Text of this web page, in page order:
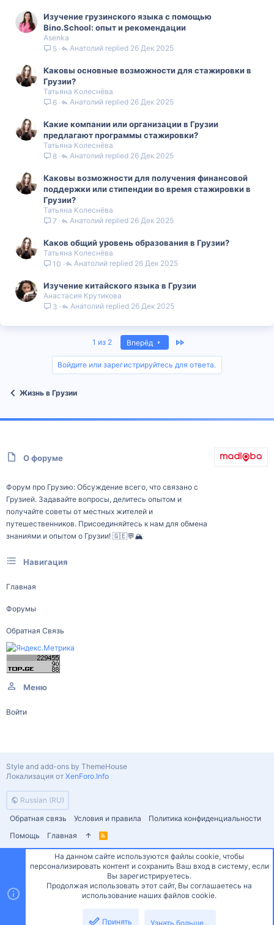
Изучение грузинского языка с помощью
Bino.School: опыт и рекомендации
Asenka
5
26 Дек 2025
Анатолий
Каковы основные возможности для стажировки в
Грузии?
Татьяна Колеснёва
6
26 Дек 2025
Анатолий
Какие компании или организации в Грузии
предлагают программы стажировки?
Татьяна Колеснёва
8
26 Дек 2025
Анатолий
Каковы возможности для получения финансовой
поддержки или стипендии во время стажировки в
Грузии?
Татьяна Колеснёва
7
26 Дек 2025
Анатолий
Каков общий уровень образования в Грузии?
Татьяна Колеснёва
10
26 Дек 2025
Анатолий
Изучение китайского языка в Грузии
Анастасия Крутикова
3
26 Дек 2025
Анатолий
1 из 2 Вперёд
Войдите или зарегистрируйтесь для ответа.
Жизнь в Грузии
О форуме
Форум про Грузию: Обсуждение всего, что связано с
Грузией. Задавайте вопросы, делитесь опытом и
получайте советы от местных жителей и
путешественников. Присоединяйтесь к нам для обмена
знаниями и опытом о Грузии! 🇬🇪💬🏔️
Навигация
Главная
Форумы
Обратная Связь
Меню
Войти
Russian (RU)
Обратная связь
Условия и правила
Политика конфиденциальности
Помощь
Главная
R
S
Style and add-ons by ThemeHouse
Локализация от XenForo.Info
СверхуСнизу
На данном сайте используются файлы cookie, чтобы
персонализировать контент и сохранить Ваш вход в систему, если
Вы зарегистрируетесь.
Продолжая использовать этот сайт, Вы соглашаетесь на
использование наших файлов cookie.
Принять Узнать больше...